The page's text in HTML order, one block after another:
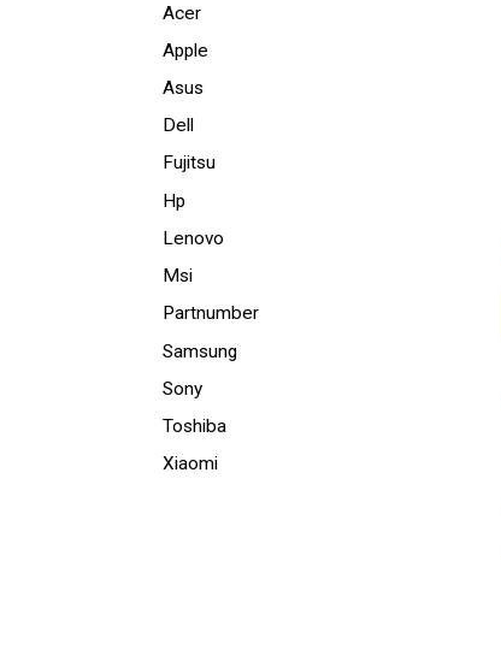
Acer
Apple
Asus
Dell
Fujitsu
Hp
Lenovo
Msi
Partnumber
Samsung
Sony
Toshiba
Xiaomi